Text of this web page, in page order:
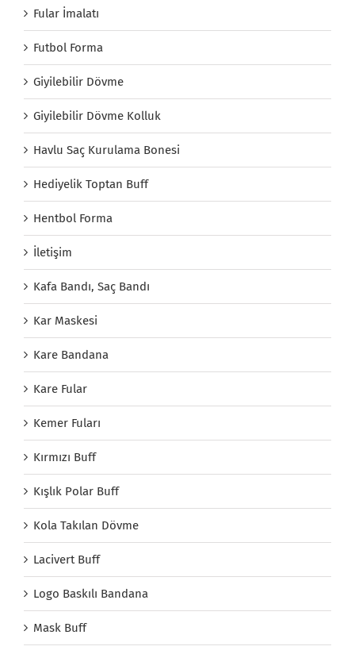
Fular İmalatı
Futbol Forma
Giyilebilir Dövme
Giyilebilir Dövme Kolluk
Havlu Saç Kurulama Bonesi
Hediyelik Toptan Buff
Hentbol Forma
İletişim
Kafa Bandı, Saç Bandı
Kar Maskesi
Kare Bandana
Kare Fular
Kemer Fuları
Kırmızı Buff
Kışlık Polar Buff
Kola Takılan Dövme
Lacivert Buff
Logo Baskılı Bandana
Mask Buff